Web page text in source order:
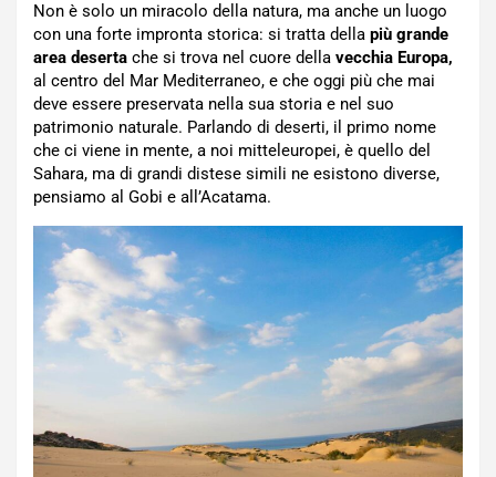
Non è solo un miracolo della natura, ma anche un luogo
con una forte impronta storica: si tratta della più grande
area deserta che si trova nel cuore della vecchia Europa,
al centro del Mar Mediterraneo, e che oggi più che mai
deve essere preservata nella sua storia e nel suo
patrimonio naturale. Parlando di deserti, il primo nome
che ci viene in mente, a noi mitteleuropei, è quello del
Sahara, ma di grandi distese simili ne esistono diverse,
pensiamo al Gobi e all’Acatama.